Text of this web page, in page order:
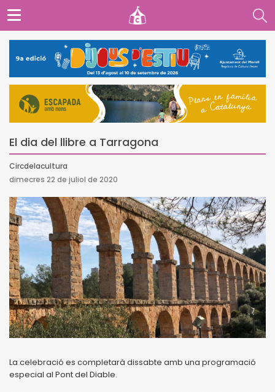
El dia del llibre a Tarragona
Circdelacultura
dimecres 22 de juliol de 2020
La celebració es completarà dissabte amb una programació
especial al Pont del Diable.